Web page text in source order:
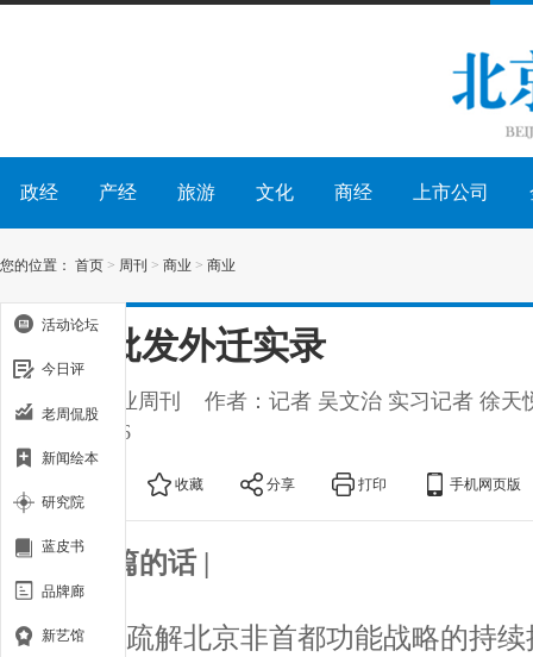
政经 产经 旅游 文化 商经 上市公司
您的位置： 首页 > 周刊 > 商业 > 商业
京津批发外迁实录
出处：商业周刊
作者：记者 吴文治 实习记者 徐天
2017-08-16
收藏 分享 打印 手机网页版
| 开篇的话 |
随着疏解北京非首都功能战略的持
活动论坛
今日评
老周侃股
新闻绘本
研究院
蓝皮书
品牌廊
新艺馆